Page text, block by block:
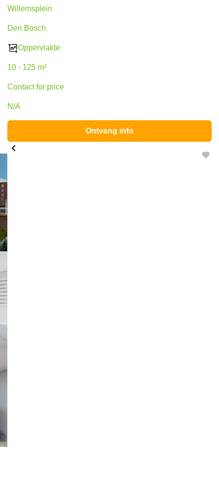
Willemsplein
Den Bosch
Oppervlakte
10 - 125 m²
Contact for price
N/A
Ontvang info